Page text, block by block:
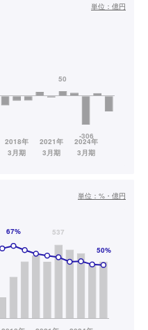
単位： 億円
単位： %・億円